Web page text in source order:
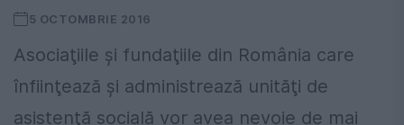
5 OCTOMBRIE 2016
Asociaţiile şi fundaţiile din România care
înfiinţează şi administrează unităţi de
asistenţă socială vor avea nevoie de mai